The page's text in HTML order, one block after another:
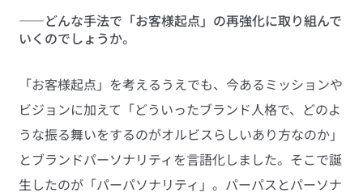
――どんな手法で「お客様起点」の再強化に取り組んで
いくのでしょうか。
「お客様起点」を考えるうえでも、今あるミッションや
ビジョンに加えて「どういったブランド人格で、どのよ
うな振る舞いをするのがオルビスらしいあり方なのか」
とブランドパーソナリティを言語化しました。そこで誕
生したのが「パーパソナリティ」。パーパスとパーソナ